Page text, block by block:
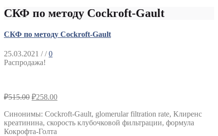
СКФ по методу Cockroft-Gault
СКФ по методу Cockroft-Gault
25.03.2021 / /0
Распродажа!
₽515.00 ₽258.00
Синонимы: Cockroft-Gault, glomerular filtration rate, Клиренс
креатинина, скорость клубочковой фильтрации, формула
Кокрофта-Голта